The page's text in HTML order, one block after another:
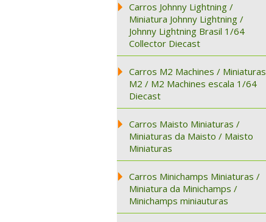
Carros Johnny Lightning /
Miniatura Johnny Lightning /
Johnny Lightning Brasil 1/64
Collector Diecast
Carros M2 Machines / Miniaturas
M2 / M2 Machines escala 1/64
Diecast
Carros Maisto Miniaturas /
Miniaturas da Maisto / Maisto
Miniaturas
Carros Minichamps Miniaturas /
Miniatura da Minichamps /
Minichamps miniauturas